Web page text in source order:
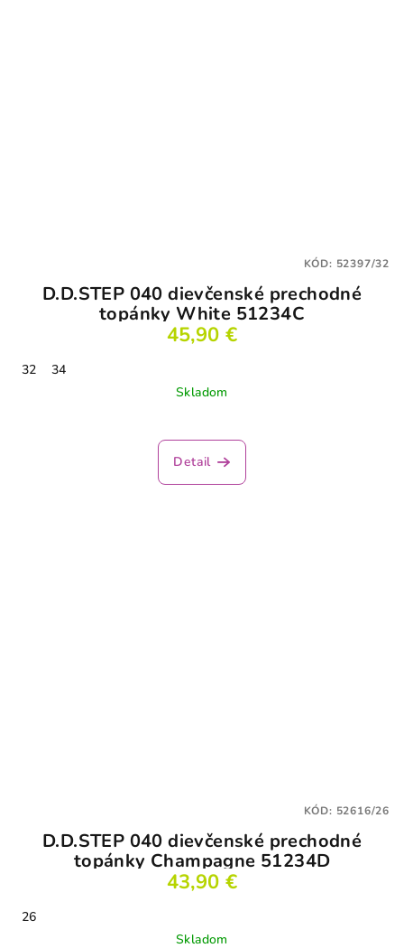
D.D.STEP 040 dievčenské prechodné
topánky White 51234C
45,90 €
32
34
Skladom
Detail
KÓD: 52397/32
D.D.STEP 040 dievčenské prechodné
topánky Champagne 51234D
43,90 €
26
Skladom
KÓD: 52616/26